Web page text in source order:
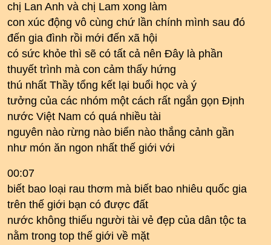
chị Lan Anh và chị Lam xong làm
con xúc động vô cùng chứ lần chính mình sau đó
đến gia đình rồi mới đến xã hội
có sức khỏe thì sẽ có tất cả nên Đây là phần
thuyết trình mà con cảm thấy hứng
thú nhất Thầy tổng kết lại buổi học và ý
tưởng của các nhóm một cách rất ngắn gọn Định
nước Việt Nam có quá nhiều tài
nguyên nào rừng nào biển nào thắng cảnh gần
như món ăn ngon nhất thế giới với
00:07
biết bao loại rau thơm mà biết bao nhiêu quốc gia
trên thế giới bạn có được đất
nước không thiếu người tài vẻ đẹp của dân tộc ta
nằm trong top thế giới về mặt